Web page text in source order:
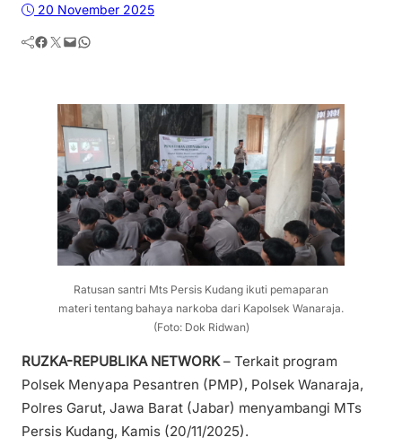
20 November 2025
Facebook Twitter Mail WhatsApp
Ratusan santri Mts Persis Kudang ikuti pemaparan
materi tentang bahaya narkoba dari Kapolsek Wanaraja.
(Foto: Dok Ridwan)
RUZKA-REPUBLIKA NETWORK– Terkait program
Polsek Menyapa Pesantren (PMP), Polsek Wanaraja,
Polres Garut, Jawa Barat (Jabar) menyambangi MTs
Persis Kudang, Kamis (20/11/2025).